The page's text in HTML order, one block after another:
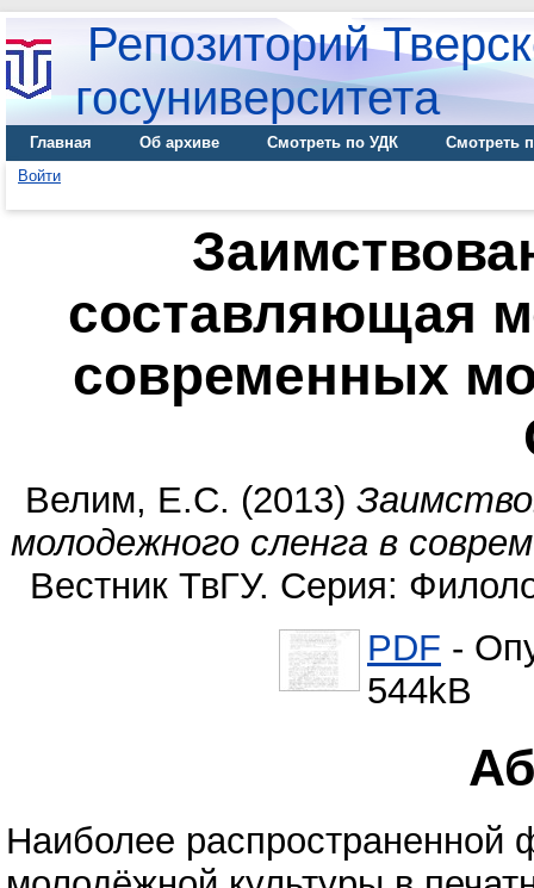
Репозиторий
госуниверситета
Главная Об архиве Смотреть по УДК
Смотреть
Войти
составляющая
современных
Велим, Е.С. (2013)
молодежного сленга в
Вестник ТвГУ. Серия:
PDF -
544kB
Наиболее распространенной